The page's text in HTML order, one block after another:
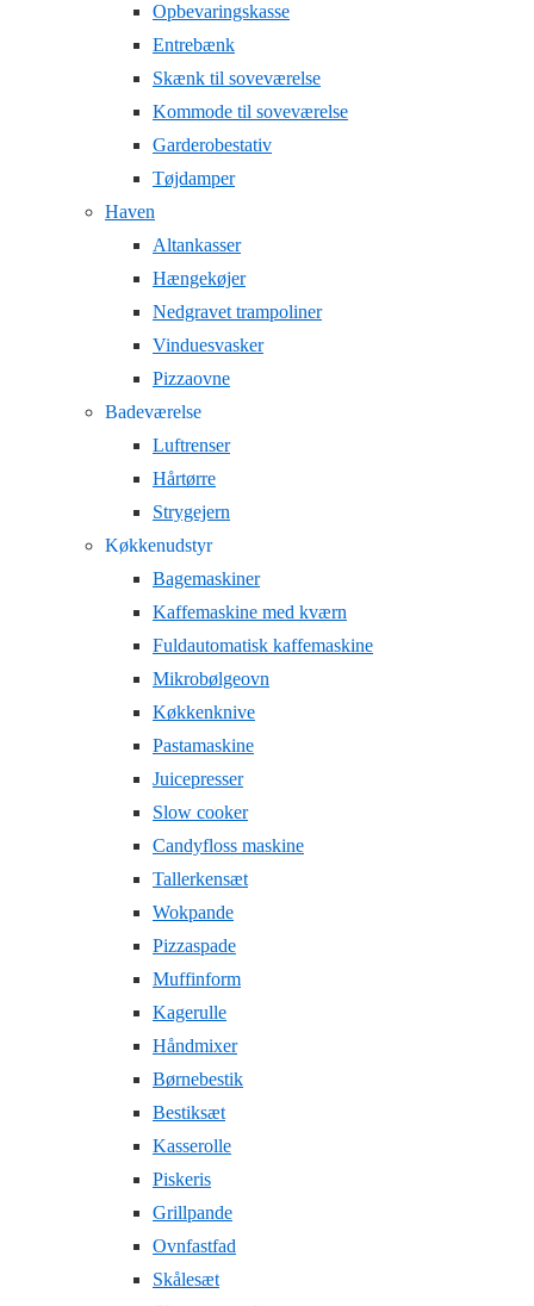
Opbevaringskasse
Entrebænk
Skænk til soveværelse
Kommode til soveværelse
Garderobestativ
Tøjdamper
Haven
Altankasser
Hængekøjer
Nedgravet trampoliner
Vinduesvasker
Pizzaovne
Badeværelse
Luftrenser
Hårtørre
Strygejern
Køkkenudstyr
Bagemaskiner
Kaffemaskine med kværn
Fuldautomatisk kaffemaskine
Mikrobølgeovn
Køkkenknive
Pastamaskine
Juicepresser
Slow cooker
Candyfloss maskine
Tallerkensæt
Wokpande
Pizzaspade
Muffinform
Kagerulle
Håndmixer
Børnebestik
Bestiksæt
Kasserolle
Piskeris
Grillpande
Ovnfastfad
Skålesæt